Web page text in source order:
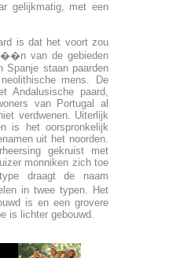
gelijkmatig, met een
is dat het voort zou
��n van de gebieden
Spanje staan paarden
mens. De
Andalusische paard,
van Portugal al
verdwenen. Uiterlijk
is het oorspronkelijk
uit het noorden.
gekruist met
monniken zich toe
draagt de naam
in twee typen. Het
is en een grovere
is lichter gebouwd.